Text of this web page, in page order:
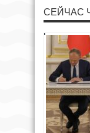
СЕЙЧАС